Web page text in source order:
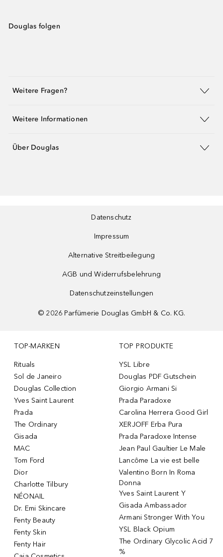
Douglas folgen
Weitere Fragen?
Weitere Informationen
Über Douglas
Datenschutz
Impressum
Alternative Streitbeilegung
AGB und Widerrufsbelehrung
Datenschutzeinstellungen
© 2026 Parfümerie Douglas GmbH & Co. KG.
TOP-MARKEN
Rituals
Sol de Janeiro
Douglas Collection
Yves Saint Laurent
Prada
The Ordinary
Gisada
MAC
Tom Ford
Dior
Charlotte Tilbury
NÉONAIL
Dr. Emi Skincare
Fenty Beauty
Fenty Skin
Fenty Hair
TOP PRODUKTE
YSL Libre
Douglas PDF Gutschein
Giorgio Armani Si
Prada Paradoxe
Carolina Herrera Good Girl
XERJOFF Erba Pura
Prada Paradoxe Intense
Jean Paul Gaultier Le Male
Lancôme La vie est belle
Valentino Born In Roma
Donna
Yves Saint Laurent Y
Gisada Ambassador
Armani Stronger With You
YSL Black Opium
The Ordinary Glycolic Acid 7
%